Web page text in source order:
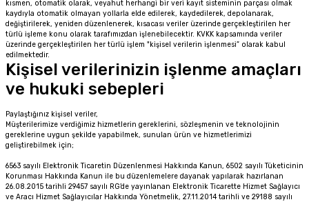
kısmen, otomatik olarak, veyahut herhangi bir veri kayıt sisteminin parçası olmak
kaydıyla otomatik olmayan yollarla elde edilerek, kaydedilerek, depolanarak,
değiştirilerek, yeniden düzenlenerek, kısacası veriler üzerinde gerçekleştirilen her
türlü işleme konu olarak tarafımızdan işlenebilecektir. KVKK kapsamında veriler
üzerinde gerçekleştirilen her türlü işlem "kişisel verilerin işlenmesi” olarak kabul
edilmektedir.
Kişisel verilerinizin işlenme amaçları
ve hukuki sebepleri
Paylaştığınız kişisel veriler,
Müşterilerimize verdiğimiz hizmetlerin gereklerini, sözleşmenin ve teknolojinin
gereklerine uygun şekilde yapabilmek, sunulan ürün ve hizmetlerimizi
geliştirebilmek için;
6563 sayılı Elektronik Ticaretin Düzenlenmesi Hakkında Kanun, 6502 sayılı Tüketicinin
Korunması Hakkında Kanun ile bu düzenlemelere dayanak yapılarak hazırlanan
26.08.2015 tarihli 29457 sayılı RG’de yayınlanan Elektronik Ticarette Hizmet Sağlayıcı
ve Aracı Hizmet Sağlayıcılar Hakkında Yönetmelik, 27.11.2014 tarihli ve 29188 sayılı